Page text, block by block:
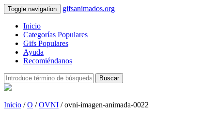
Toggle navigation gifsanimados.org
Inicio
Categorías Populares
Gifs Populares
Ayuda
Recomiéndanos
Buscar
Inicio /O /OVNI / ovni-imagen-animada-0022